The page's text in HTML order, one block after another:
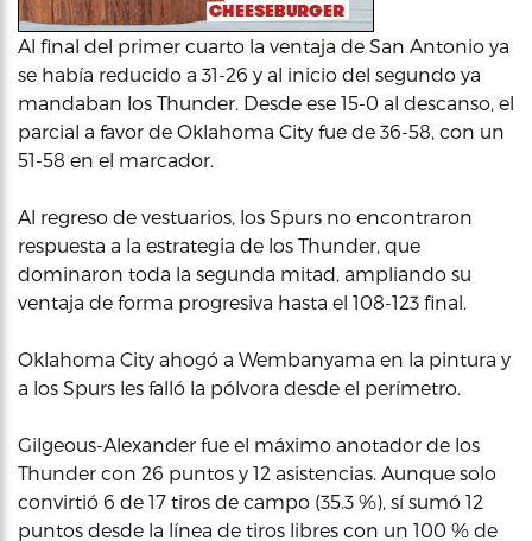
Al final del primer cuarto la ventaja de San Antonio ya
se había reducido a 31-26 y al inicio del segundo ya
mandaban los Thunder. Desde ese 15-0 al descanso, el
parcial a favor de Oklahoma City fue de 36-58, con un
51-58 en el marcador.
Al regreso de vestuarios, los Spurs no encontraron
respuesta a la estrategia de los Thunder, que
dominaron toda la segunda mitad, ampliando su
ventaja de forma progresiva hasta el 108-123 final.
Oklahoma City ahogó a Wembanyama en la pintura y
a los Spurs les falló la pólvora desde el perímetro.
Gilgeous-Alexander fue el máximo anotador de los
Thunder con 26 puntos y 12 asistencias. Aunque solo
convirtió 6 de 17 tiros de campo (35.3 %), sí sumó 12
puntos desde la línea de tiros libres con un 100 % de